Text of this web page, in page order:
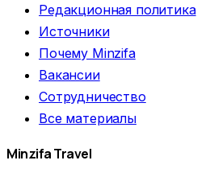
Редакционная политика
Источники
Почему Minzifa
Вакансии
Сотрудничество
Все материалы
Minzifa Travel